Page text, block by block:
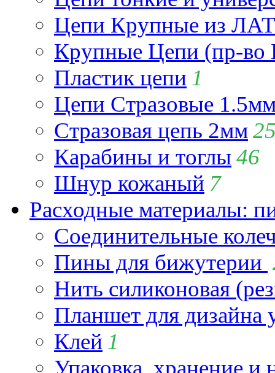
Цепи Крупные из
Крупные Цепи (пр-во
Пластик цепи 1
Цепи Стразовые
Стразовая цепь 2мм
Карабины и тоглы 46
Шнур кожаный 7
Расходные материалы:
Соединительные
Пины для бижутерии
Нить силиконовая
Планшет для
Клей 1
Упаковка, хранение и